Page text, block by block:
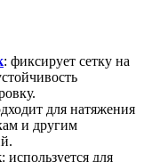
: фиксирует сетку на
для натяжения
и другим
: используется для